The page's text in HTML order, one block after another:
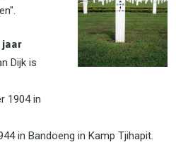
jaar
Dijk is
1904 in
in Bandoeng in Kamp Tjihapit.